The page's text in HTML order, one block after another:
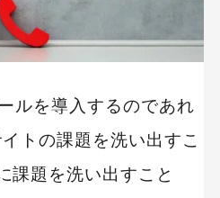
ルを導入するのであれ
トの課題を洗い出すこ
課題を洗い出すこと